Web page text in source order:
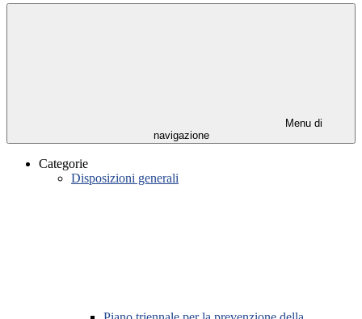
Menu di
navigazione
Categorie
Disposizioni generali